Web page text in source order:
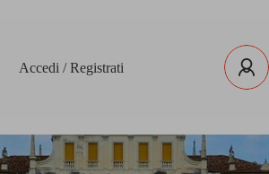
Accedi / Registrati